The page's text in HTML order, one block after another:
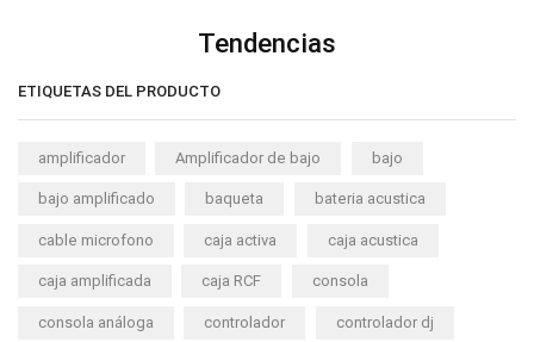
Tendencias
ETIQUETAS DEL PRODUCTO
amplificador Amplificador de bajo bajo
bajo amplificado baqueta bateria acustica
cable microfono caja activa caja acustica
caja amplificada caja RCF consola
consola análoga controlador controlador dj